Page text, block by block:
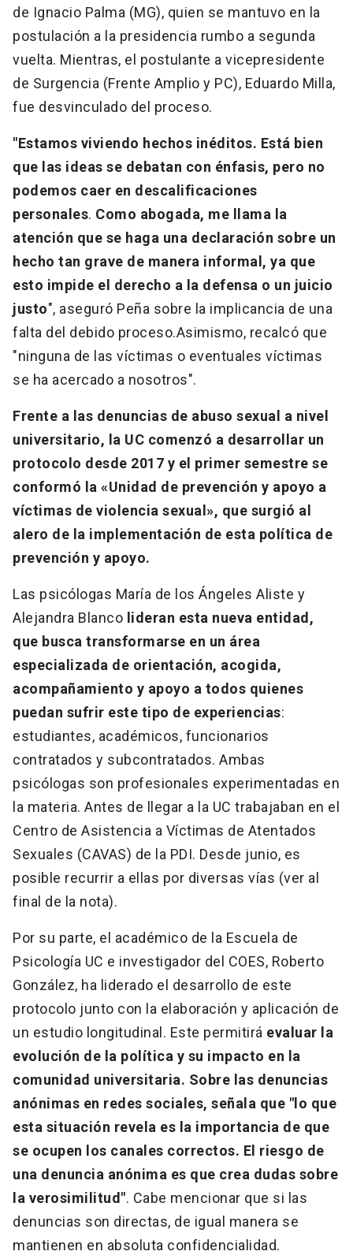
de Ignacio Palma (MG), quien se mantuvo en la
postulación a la presidencia rumbo a segunda
vuelta. Mientras, el postulante a vicepresidente
de Surgencia (Frente Amplio y PC), Eduardo Milla,
fue desvinculado del proceso.
"Estamos viviendo hechos inéditos. Está bien
que las ideas se debatan con énfasis, pero no
podemos caer en descalificaciones
personales. Como abogada, me llama la
atención que se haga una declaración sobre un
hecho tan grave de manera informal, ya que
esto impide el derecho a la defensa o un juicio
justo", aseguró Peña sobre la implicancia de una
falta del debido proceso.Asimismo, recalcó que
"ninguna de las víctimas o eventuales víctimas
se ha acercado a nosotros".
Frente a las denuncias de abuso sexual a nivel
universitario, la UC comenzó a desarrollar un
protocolo desde 2017 y el primer semestre se
conformó la «Unidad de prevención y apoyo a
víctimas de violencia sexual», que surgió al
alero de la implementación de esta política de
prevención y apoyo.
Las psicólogas María de los Ángeles Aliste y
Alejandra Blanco lideran esta nueva entidad,
que busca transformarse en un área
especializada de orientación, acogida,
acompañamiento y apoyo a todos quienes
puedan sufrir este tipo de experiencias:
estudiantes, académicos, funcionarios
contratados y subcontratados. Ambas
psicólogas son profesionales experimentadas en
la materia. Antes de llegar a la UC trabajaban en el
Centro de Asistencia a Víctimas de Atentados
Sexuales (CAVAS) de la PDI. Desde junio, es
posible recurrir a ellas por diversas vías (ver al
final de la nota).
Por su parte, el académico de la Escuela de
Psicología UC e investigador del COES, Roberto
González, ha liderado el desarrollo de este
protocolo junto con la elaboración y aplicación de
un estudio longitudinal. Este permitirá evaluar la
evolución de la política y su impacto en la
comunidad universitaria. Sobre las denuncias
anónimas en redes sociales, señala que "lo que
esta situación revela es la importancia de que
se ocupen los canales correctos. El riesgo de
una denuncia anónima es que crea dudas sobre
la verosimilitud". Cabe mencionar que si las
denuncias son directas, de igual manera se
mantienen en absoluta confidencialidad.